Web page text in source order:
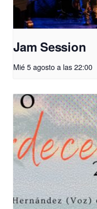
Jam Session
Mié 5 agosto a las 22:00